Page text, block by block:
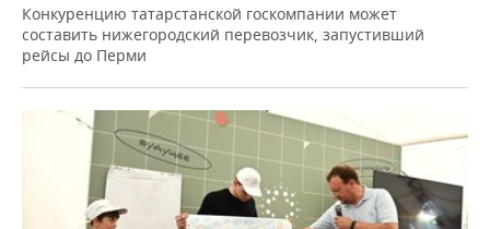
Конкуренцию татарстанской госкомпании может
составить нижегородский перевозчик, запустивший
рейсы до Перми